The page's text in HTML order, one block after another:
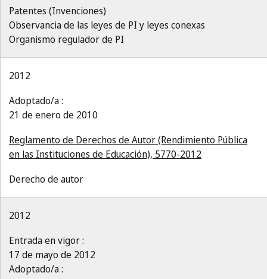
Patentes (Invenciones)
Observancia de las leyes de PI y leyes conexas
Organismo regulador de PI
2012
Adoptado/a :
21 de enero de 2010
Reglamento de Derechos de Autor (Rendimiento Pública
en las Instituciones de Educación), 5770-2012
Derecho de autor
2012
Entrada en vigor :
17 de mayo de 2012
Adoptado/a :